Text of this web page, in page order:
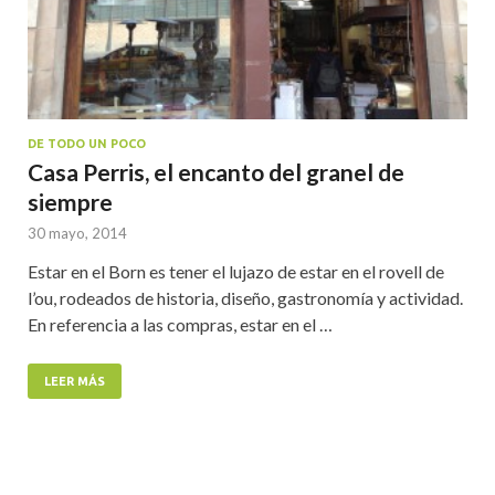
DE TODO UN POCO
Casa Perris, el encanto del granel de
siempre
30 mayo, 2014
Estar en el Born es tener el lujazo de estar en el rovell de
l’ou, rodeados de historia, diseño, gastronomía y actividad.
En referencia a las compras, estar en el …
LEER MÁS